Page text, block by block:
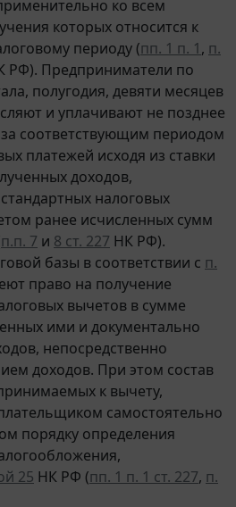
ко всем
которых относится к
периоду (пп. 1 п. 1, п.
РФ). Предприниматели по
полугодия, девяти месяцев
и уплачивают не позднее
соответствующим периодом
платежей исходя из ставки
доходов,
налоговых
ранее исчисленных сумм
п.п. 7 и 8 ст. 227 НК РФ).
базы в соответствии с п.
право на получение
вычетов в сумме
ими и документально
непосредственно
доходов. При этом состав
к вычету,
самостоятельно
порядку определения
25 НК РФ (пп. 1 п. 1 ст. 227, п.